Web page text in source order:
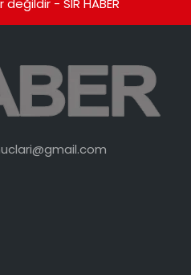
değildir - SIR HABER